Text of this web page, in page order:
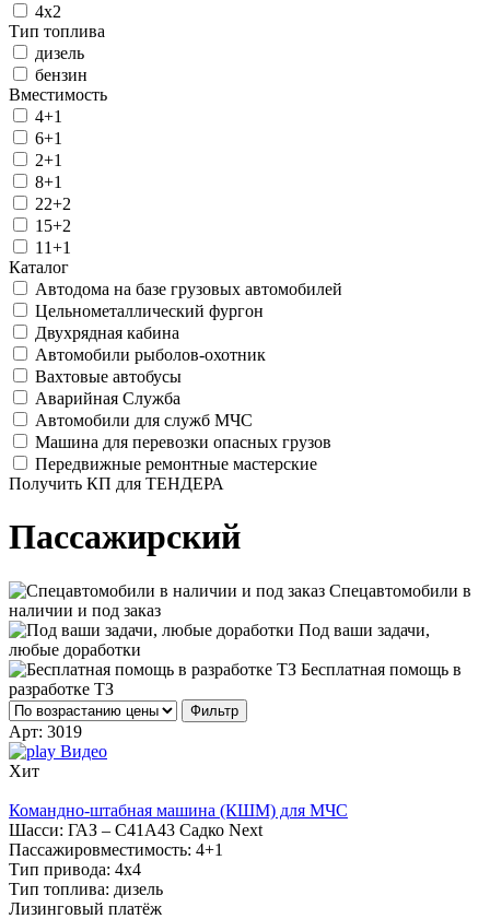
4х2
Тип топлива
дизель
бензин
Вместимость
4+1
6+1
2+1
8+1
22+2
15+2
11+1
Каталог
Автодома на базе грузовых автомобилей
Цельнометаллический фургон
Двухрядная кабина
Автомобили рыболов-охотник
Вахтовые автобусы
Аварийная Служба
Автомобили для служб МЧС
Машина для перевозки опасных грузов
Передвижные ремонтные мастерские
Получить КП для ТЕНДЕРА
Пассажирский
Спецавтомобили в
наличии и под заказ
Под ваши задачи,
любые доработки
Бесплатная помощь в
разработке ТЗ
Фильтр
Арт: 3019
Видео
Хит
Командно-штабная машина (КШМ) для МЧС
Шасси: ГАЗ – С41А43 Садко Next
Пассажировместимость: 4+1
Тип привода: 4х4
Тип топлива: дизель
Лизинговый платёж